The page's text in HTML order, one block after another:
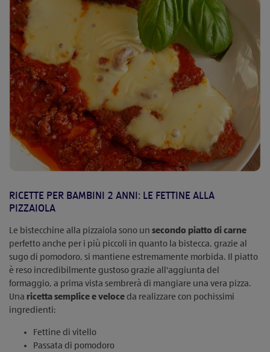
RICETTE PER BAMBINI 2 ANNI: LE FETTINE ALLA
PIZZAIOLA
Le bistecchine alla pizzaiola sono un secondo piatto di carne
perfetto anche per i più piccoli in quanto la bistecca, grazie al
sugo di pomodoro, si mantiene estremamente morbida. Il piatto
è reso incredibilmente gustoso grazie all'aggiunta del
formaggio, a prima vista sembrerà di mangiare una vera pizza.
Una ricetta semplice e veloce da realizzare con pochissimi
ingredienti:
Fettine di vitello
Passata di pomodoro